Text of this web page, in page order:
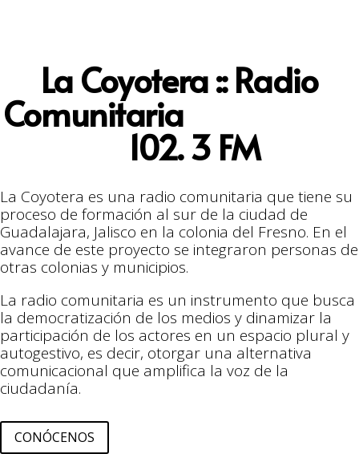
La Coyotera :: Radio
Comunitaria
102. 3 FM
La Coyotera es una radio comunitaria que tiene su
proceso de formación al sur de la ciudad de
Guadalajara, Jalisco en la colonia del Fresno. En el
avance de este proyecto se integraron personas de
otras colonias y municipios.
La radio comunitaria es un instrumento que busca
la democratización de los medios y dinamizar la
participación de los actores en un espacio plural y
autogestivo, es decir, otorgar una alternativa
comunicacional que amplifica la voz de la
ciudadanía.
CONÓCENOS